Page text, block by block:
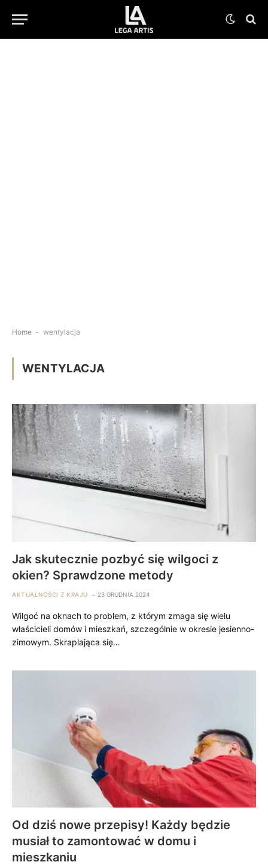
Home - wentylacja
WENTYLACJA
Jak skutecznie pozbyć się wilgoci z
okien? Sprawdzone metody
AKTUALNOŚCI Z KRAJU 23 GRUDNIA 2024
Wilgoć na oknach to problem, z którym zmaga się wielu
właścicieli domów i mieszkań, szczególnie w okresie jesienno-
zimowym. Skraplająca się…
Od dziś nowe przepisy! Każdy będzie
musiał to zamontować w domu i
mieszkaniu